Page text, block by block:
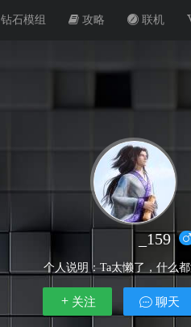
钻石模组 攻略 联机
_159
个人说明：Ta太懒了，什么
关注 聊天